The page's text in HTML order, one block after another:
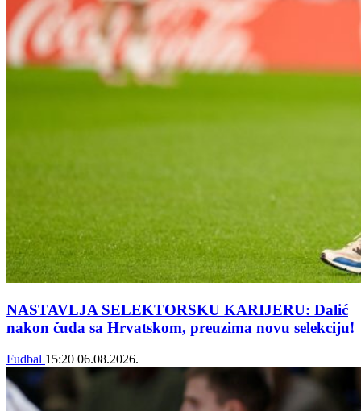
NASTAVLJA SELEKTORSKU KARIJERU: Dalić
nakon čuda sa Hrvatskom, preuzima novu selekciju!
Fudbal 15:20 06.08.2026.